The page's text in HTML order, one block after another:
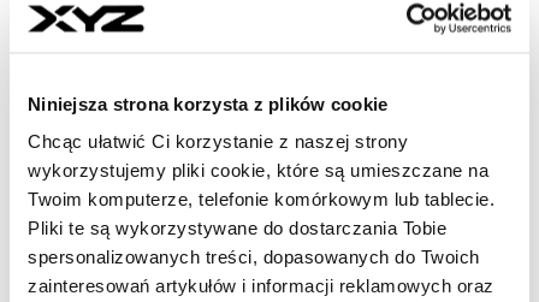
Niniejsza strona korzysta z plików cookie
Chcąc ułatwić Ci korzystanie z naszej strony
wykorzystujemy pliki cookie, które są umieszczane na
Twoim komputerze, telefonie komórkowym lub tablecie.
Pliki te są wykorzystywane do dostarczania Tobie
spersonalizowanych treści, dopasowanych do Twoich
zainteresowań artykułów i informacji reklamowych oraz
Freelancer, fan książek sportowych. Wróg laurek i
kibicowskiego fanatyzmu. Sport to dla mnie więcej
niż gra, bo liczą się także aspekty społeczne,
kulturowe, polityczne itd. Poza piłką interesuje
mnie wiedza ogólna, teleturnieje, geopolityka i
odrobina kultury (głównie literatura faktu).
redakcja@xyz.pl